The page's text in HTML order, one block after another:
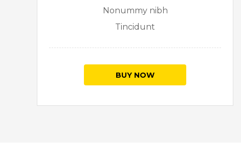
Nonummy nibh
Tincidunt
BUY NOW